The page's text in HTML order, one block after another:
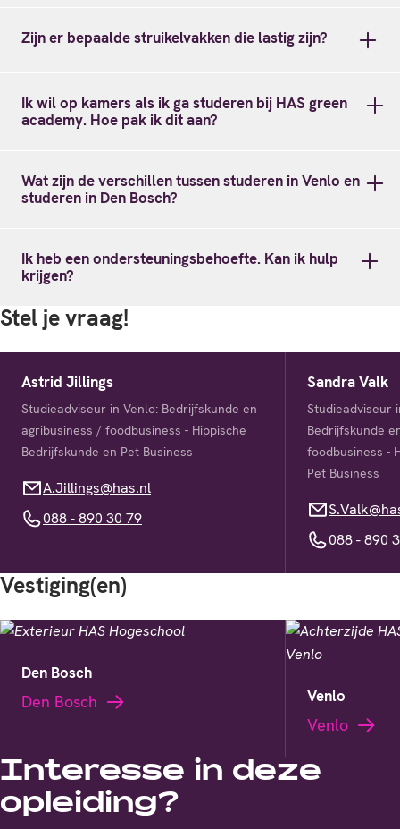
Zijn er bepaalde struikelvakken die lastig zijn?
Ik wil op kamers als ik ga studeren bij HAS green
academy. Hoe pak ik dit aan?
Wat zijn de verschillen tussen studeren in Venlo en
studeren in Den Bosch?
Ik heb een ondersteuningsbehoefte. Kan ik hulp
krijgen?
Stel je vraag!
Astrid Jillings
Studieadviseur in Venlo: Bedrijfskunde en
agribusiness / foodbusiness - Hippische
Bedrijfskunde en Pet Business
A.Jillings@has.nl
A.Jillings@has.nl
088 - 890 30 79
088 - 890 30 79
Sandra Valk
Studieadviseur
Bedrijfskunde
foodbusiness -
Pet Business
S.Valk@has.nl
088 - 890 36
088 - 890
Vestiging(en)
Den Bosch
Den Bosch Venlo
Venlo
Interesse in deze
opleiding?